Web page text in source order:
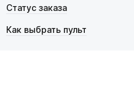
Статус заказа
Как выбрать пульт